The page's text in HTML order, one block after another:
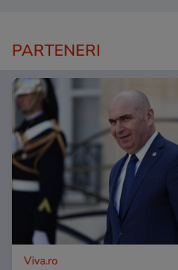
PARTENERI
Viva.ro